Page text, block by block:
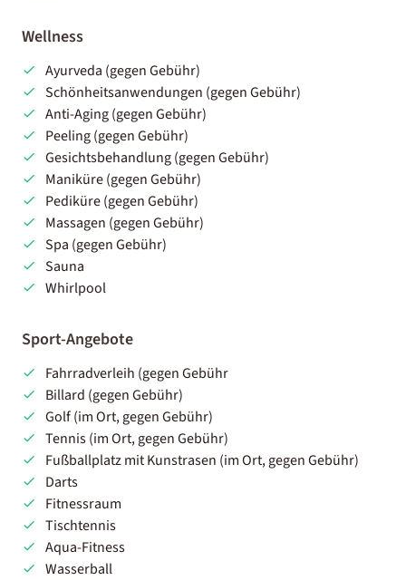
Wellness
Ayurveda (gegen Gebühr)
Schönheitsanwendungen (gegen Gebühr)
Anti-Aging (gegen Gebühr)
Peeling (gegen Gebühr)
Gesichtsbehandlung (gegen Gebühr)
Maniküre (gegen Gebühr)
Pediküre (gegen Gebühr)
Massagen (gegen Gebühr)
Spa (gegen Gebühr)
Sauna
Whirlpool
Sport-Angebote
Fahrradverleih (gegen Gebühr
Billard (gegen Gebühr)
Golf (im Ort, gegen Gebühr)
Tennis (im Ort, gegen Gebühr)
Fußballplatz mit Kunstrasen (im Ort, gegen Gebühr)
Darts
Fitnessraum
Tischtennis
Aqua-Fitness
Wasserball